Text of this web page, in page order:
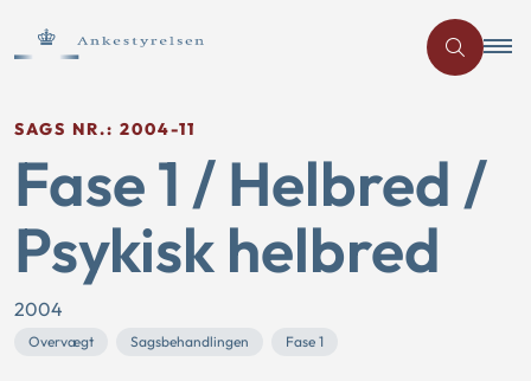
SAGS NR.: 2004-11
Fase 1 / Helbred /
Psykisk helbred
2004
Overvægt Sagsbehandlingen Fase 1